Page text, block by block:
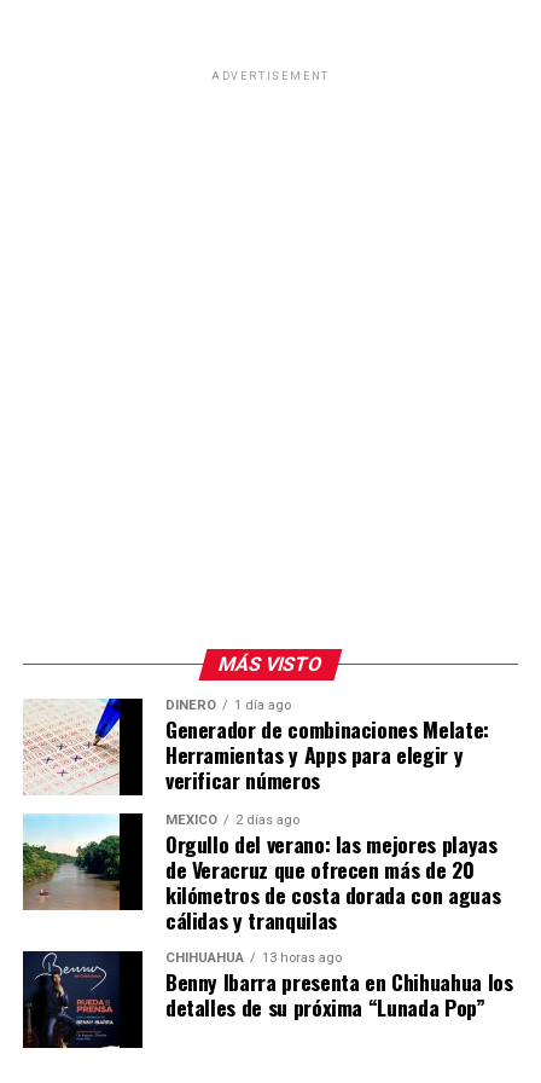
ADVERTISEMENT
MÁS VISTO
DINERO 1 día ago
Generador de combinaciones Melate:
Herramientas y Apps para elegir y
verificar números
MÉXICO 2 días ago
Orgullo del verano: las mejores playas
de Veracruz que ofrecen más de 20
kilómetros de costa dorada con aguas
cálidas y tranquilas
CHIHUAHUA 13 horas ago
Benny Ibarra presenta en Chihuahua los
detalles de su próxima “Lunada Pop”